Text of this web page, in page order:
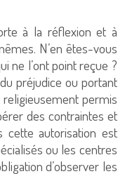
à la réflexion et à
N’en êtes-vous
ne l’ont point reçue ?
préjudice ou portant
religieusement permis
des contraintes et
cette autorisation est
ou les centres
d’observer les